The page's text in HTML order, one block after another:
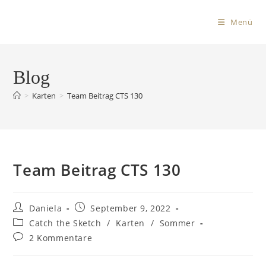
Menü
Blog
> Karten > Team Beitrag CTS 130
Team Beitrag CTS 130
Daniela
September 9, 2022
Catch the Sketch / Karten / Sommer
2 Kommentare